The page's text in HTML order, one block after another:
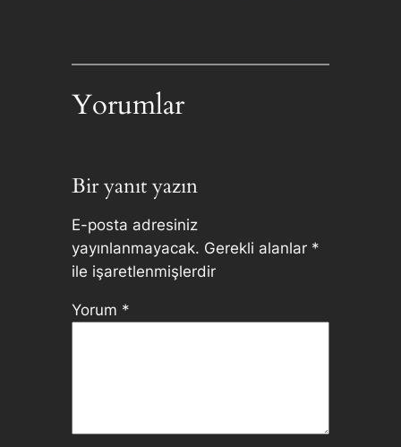
Yorumlar
Bir yanıt yazın
E-posta adresiniz
yayınlanmayacak. Gerekli alanlar *
ile işaretlenmişlerdir
Yorum *